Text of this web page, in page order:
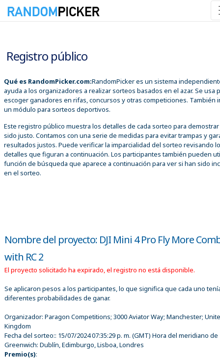
Registro público
Qué es RandomPicker.com:RandomPicker es un sistema
ayuda a los organizadores a realizar sorteos basados en el azar. Se usa
escoger ganadores en rifas, concursos y otras competiciones. También
un módulo para sorteos deportivos.
Este registro público muestra los detalles de cada sorteo para
sido justo. Contamos con una serie de medidas para evitar trampas y
resultados justos. Puede verificar la imparcialidad del sorteo revisando
detalles que figuran a continuación. Los participantes también pueden
función de búsqueda que aparece a continuación para ver si han sido
en el sorteo.
Nombre del proyecto: DJI Mini 4 Pro Fly More
with RC 2
El proyecto solicitado ha expirado, el registro no está disponible.
Se aplicaron pesos a los participantes, lo que significa que cada uno
diferentes probabilidades de ganar.
Organizador: Paragon Competitions; 3000 Aviator Way; Manchester;
Kingdom
Fecha del sorteo:: 15/07/2024 07:35:29 p. m. (GMT) Hora del meridiano de
Greenwich: Dublín, Edimburgo, Lisboa, Londres
Premio(s):